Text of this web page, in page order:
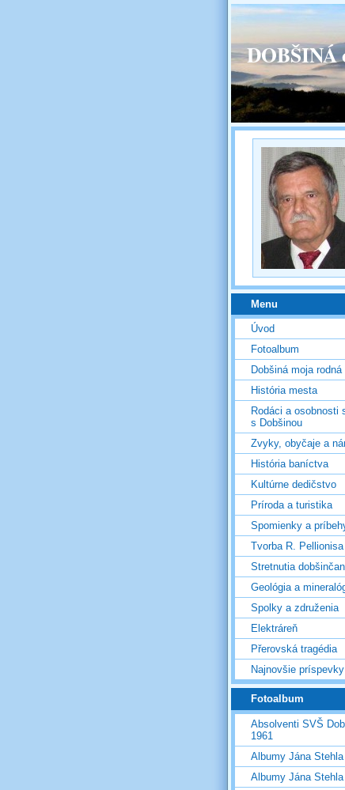
DOBŠINÁ
Menu
Úvod
Fotoalbum
Dobšiná moja rodná
História mesta
Rodáci a osobnosti
s Dobšinou
Zvyky, obyčaje a
História baníctva
Kultúrne dedičstvo
Príroda a turistika
Spomienky a
Tvorba R. Pellionisa
Stretnutia
Geológia a
Spolky a združenia
Elektráreň
Přerovská tragédia
Najnovšie príspevky
Fotoalbum
Absolventi SVŠ
1961
Albumy Jána
Albumy Jána